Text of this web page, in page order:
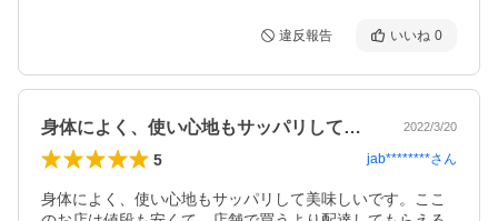
違反報告 いいね 0
身体によく、使い心地もサッパリして美味… 2022/3/20
5 jab********さん
身体によく、使い心地もサッパリして美味しいです。ここ